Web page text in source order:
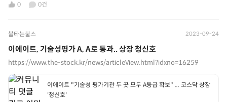
0 0건
불타는불스 2023-09-24
이에이트, 기술성평가 A, A로 통과.. 상장 청신호
https://www.the-stock.kr/news/articleView.html?idxno=16259
이에이트 "기술성 평가기관 두 곳 모두 A등급 확보" ... 코스닥 상장
'청신호'